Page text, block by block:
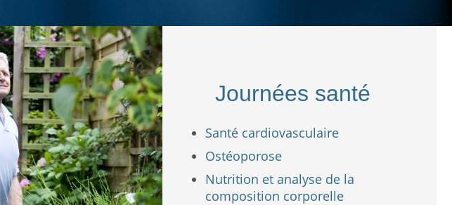
Journées santé
Santé cardiovasculaire
Ostéoporose
Nutrition et analyse de la
composition corporelle